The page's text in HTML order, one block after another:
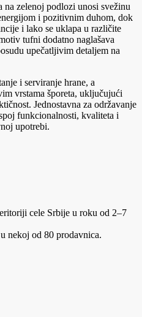
na zelenoj podlozi unosi svežinu
i pozitivnim duhom, dok
i lako se uklapa u različite
tufni dodatno naglašava
upečatljivim detaljem na
i serviranje hrane, a
vrstama šporeta, uključujući
Jednostavna za održavanje
funkcionalnosti, kvaliteta i
upotrebi.
cele Srbije u roku od 2–7
nekoj od 80 prodavnica.